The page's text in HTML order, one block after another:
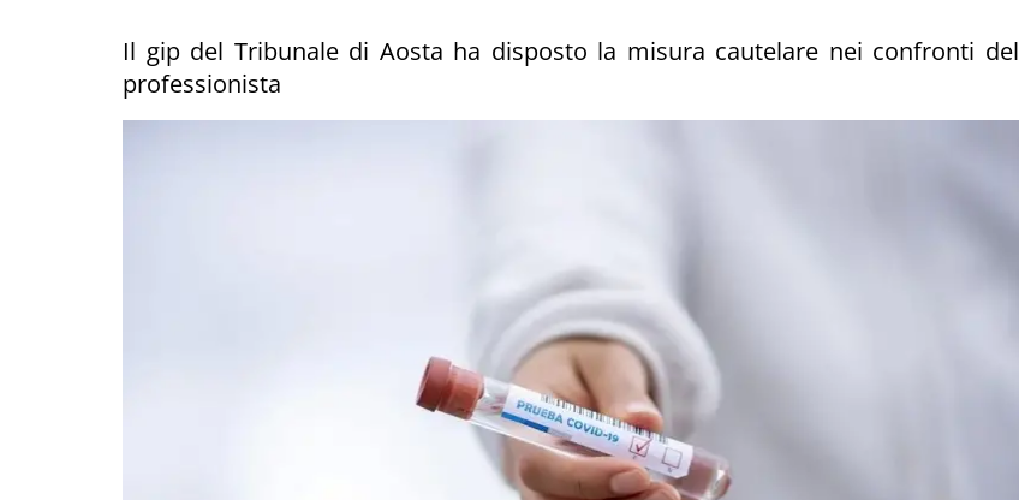
Il gip del Tribunale di Aosta ha disposto la misura cautelare nei confronti del
professionista